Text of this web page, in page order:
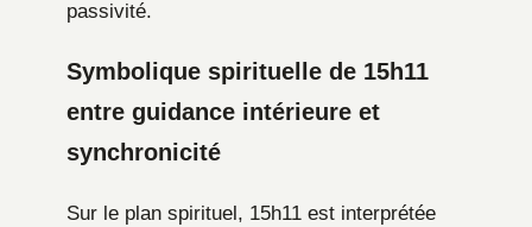
passivité.
Symbolique spirituelle de 15h11
entre guidance intérieure et
synchronicité
Sur le plan spirituel, 15h11 est interprétée